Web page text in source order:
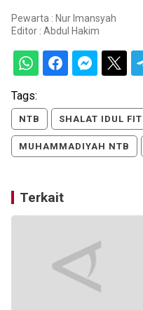
Pewarta : Nur Imansyah
Editor : Abdul Hakim
Tags:
NTB SHALAT IDUL
MUHAMMADIYAH NTB
Terkait